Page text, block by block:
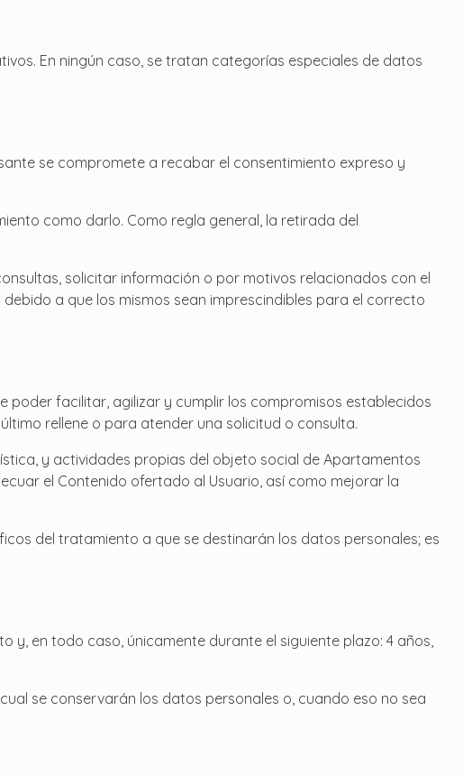
En ningún caso, se tratan categorías especiales de datos
se compromete a recabar el consentimiento expreso y
como darlo. Como regla general, la retirada del
solicitar información o por motivos relacionados con el
a que los mismos sean imprescindibles para el correcto
facilitar, agilizar y cumplir los compromisos establecidos
rellene o para atender una solicitud o consulta.
y actividades propias del objeto social de Apartamentos
el Contenido ofertado al Usuario, así como mejorar la
del tratamiento a que se destinarán los datos personales; es
en todo caso, únicamente durante el siguiente plazo: 4 años,
se conservarán los datos personales o, cuando eso no sea